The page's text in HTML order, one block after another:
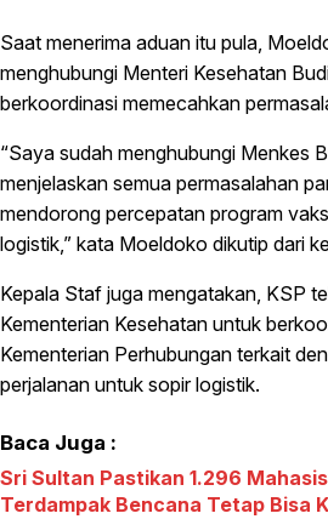
Saat menerima aduan itu pula,
menghubungi Menteri Kesehatan
berkoordinasi memecahkan
“Saya sudah menghubungi Menkes
menjelaskan semua permasalahan
mendorong percepatan program
logistik,” kata Moeldoko dikutip dari
Kepala Staf juga mengatakan, KSP
Kementerian Kesehatan untuk
Kementerian Perhubungan terkait
perjalanan untuk sopir logistik.
Baca Juga :
Sri Sultan Pastikan 1.296
Terdampak Bencana Tetap Bisa